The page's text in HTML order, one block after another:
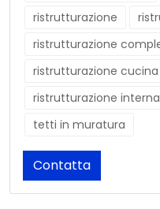
ristrutturazione
ristrutturazione
ristrutturazione cucina
ristrutturazione interna
tetti in muratura
Contatta